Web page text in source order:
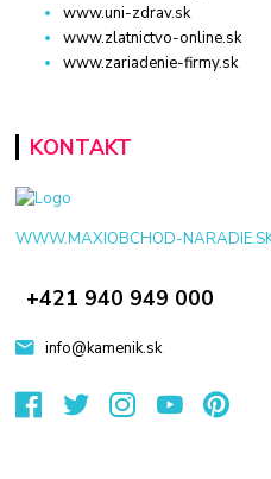
www.uni-zdrav.sk
www.zlatnictvo-online.sk
www.zariadenie-firmy.sk
KONTAKT
WWW.MAXIOBCHOD-
+421 940 949 000
info@kamenik.sk